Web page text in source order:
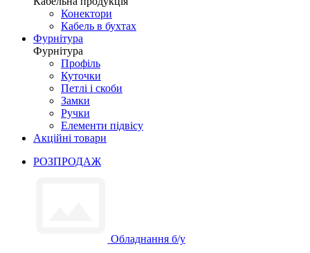
Конектори
Кабель в бухтах
Фурнітура
Фурнітура
Профіль
Куточки
Петлі і скоби
Замки
Ручки
Елементи підвісу
Акційні товари
РОЗПРОДАЖ
Обладнання б/у